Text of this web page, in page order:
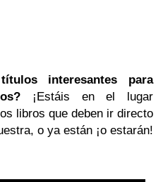
interesantes para
¡Estáis en el lugar
libros que deben ir directo
o ya están ¡o estarán!